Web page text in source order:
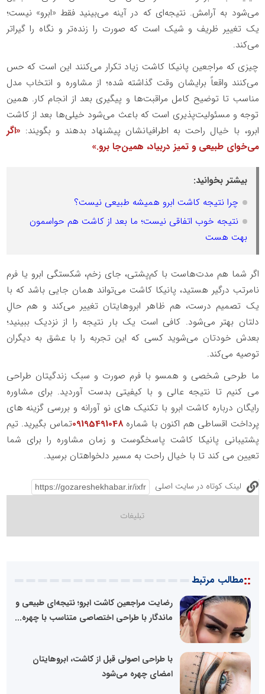
می‌شود به آرامش. نتیجه‌ای که در آینه می‌بینید فقط «ابرو» نیست؛
یک تغییر ظریف و شیک است که صورت را زنده‌تر و نگاه را گیرا‌تر
می‌کند.
چیزی که مراجعین پانیکا کاشت زیاد تکرار می‌کنند این است که حس
می‌کنند واقعاً برایشان وقت گذاشته شده؛ از مشاوره و انتخاب مدل
مناسب تا توضیح کامل مراقبت‌ها و پیگیری بعد از انجام کار. همین
توجه و مسئولیت‌پذیری است که باعث می‌شود خیلی‌ها بعد از کاشت
ابرو، با خیال راحت به اطرافیانشان پیشنهاد بدهند و بگویند: «اگر
می‌خوای طبیعی و تمیز دربیاد، همین‌جا برو.»
بیشتر بخوانید:
چرا نتیجه کاشت ابرو همیشه طبیعی نیست؟
نتیجه خوب اتفاقی نیست؛ ما بعد از کاشت هم حواسمون
بهت هست
اگر شما هم مدت‌هاست با کم‌پشتی، جای زخم، شکستگی ابرو یا فرم
نامرتب درگیر هستید، پانیکا کاشت می‌تواند همان جایی باشد که با
یک تصمیم درست، هم ظاهر ابروهایتان تغییر می‌کند و هم حالِ
دلتان بهتر می‌شود. کافی است یک بار نتیجه را از نزدیک ببینید؛
بعدش خودتان می‌شوید کسی که این تجربه را با عشق به دیگران
توصیه می‌کند.
ما طرحی شخصی و همسو با فرم صورت و سبک زندگیتان طراحی
می کنیم تا نتیجه عالی و با کیفیتی بدست آوردید. برای مشاوره
رایگان درباره کاشت ابرو با تکنیک های نو آورانه و بررسی گزینه های
پرداخت اقساطی هم اکنون با شماره09195491048تماس بگیرید. تیم
پشتیبانی پانیکا کاشت پاسخگوست و زمان مشاوره را برای شما
تعیین می کند تا با خیال راحت به مسیر دلخواهتان برسید.
لینک کوتاه در سایت اصلی
::مطالب مرتبط
رضایت مراجعین کاشت ابرو؛ نتیجه‌ای طبیعی و
ماندگار با طراحی اختصاصی متناسب با چهره...
با طراحی اصولی قبل از کاشت، ابروهایتان
امضای چهره می‌شود